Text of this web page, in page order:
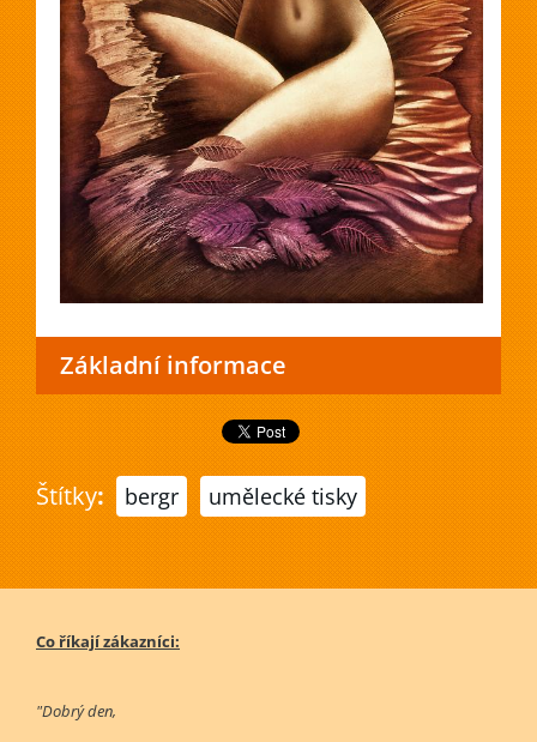
Základní informace
Štítky: bergr umělecké tisky
Co říkají zákazníci:
"Dobrý den,